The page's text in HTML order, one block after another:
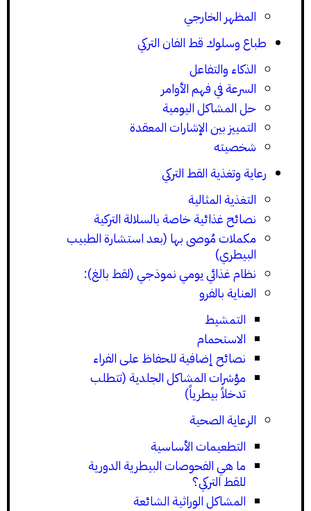
المظهر الخارجي
طباع وسلوك قط الفان التركي
الذكاء والتفاعل
السرعة في فهم الأوامر
حل المشاكل اليومية
التمييز بين الإشارات المعقدة
شخصيته
رعاية وتغذية القط التركي
التغذية المثالية
نصائح غذائية خاصة بالسلالة التركية
مكملات مُوصى بها (بعد استشارة الطبيب
البيطري)
نظام غذائي يومي نموذجي (لقط بالغ):
العناية بالفرو
التمشيط
الاستحمام
نصائح إضافية للحفاظ على الفراء
مؤشرات المشاكل الجلدية (تتطلب
تدخلاً بيطرياً)
الرعاية الصحية
التطعيمات الأساسية
ما هي الفحوصات البيطرية الدورية
للقط التركي؟
المشاكل الوراثية الشائعة